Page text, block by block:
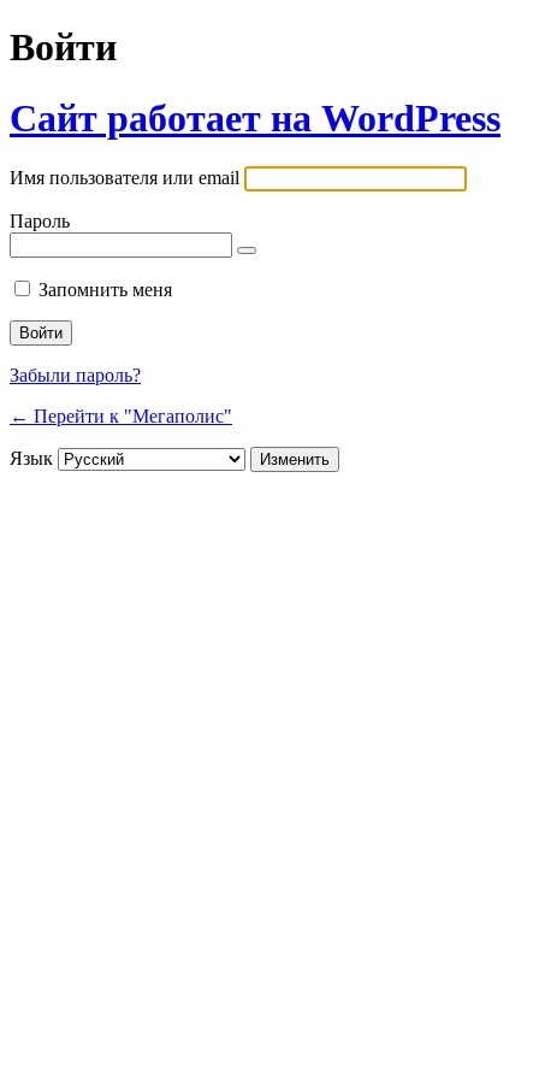
Войти
Сайт работает на WordPress
Имя пользователя или email
Пароль
Запомнить меня
Забыли пароль?
← Перейти к "Мегаполис"
Язык